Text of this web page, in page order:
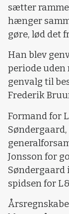
sætter
hænger
gøre, lød det
Han blev
periode uden
genvalg til
Frederik
Formand for
Jonsson for
spidsen for